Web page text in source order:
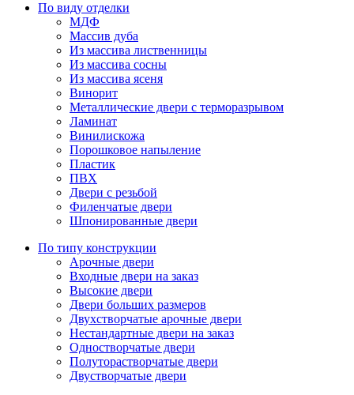
По виду отделки
МДФ
Массив дуба
Из массива лиственницы
Из массива сосны
Из массива ясеня
Винорит
Металлические двери с терморазрывом
Ламинат
Винилискожа
Порошковое напыление
Пластик
ПВХ
Двери с резьбой
Филенчатые двери
Шпонированные двери
По типу конструкции
Арочные двери
Входные двери на заказ
Высокие двери
Двери больших размеров
Двухстворчатые арочные двери
Нестандартные двери на заказ
Одностворчатые двери
Полуторастворчатые двери
Двустворчатые двери